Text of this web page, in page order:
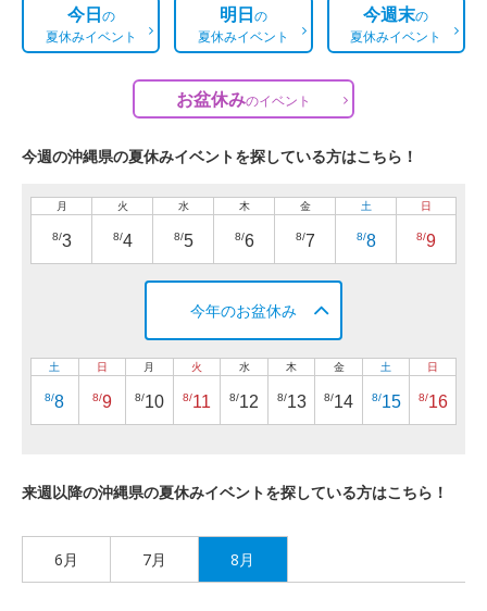
今日の
夏休みイベント
明日の
夏休みイベント
今週末の
夏休みイベント
お盆休みのイベント
今週の沖縄県の夏休みイベントを探している方はこちら！
月
8/3
火
8/4
水
8/5
木
8/6
金
8/7
土
8/8
日
8/9
今年のお盆休み
土
8/8
日
8/9
月
8/10
火
8/11
水
8/12
木
8/13
金
8/14
土
8/15
日
8/16
来週以降の沖縄県の夏休みイベントを探している方はこちら！
6月 7月 8月